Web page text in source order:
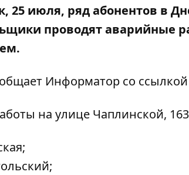
25 июля, ряд абонентов в
проводят аварийные
Информатор со
на улице Чаплинской,